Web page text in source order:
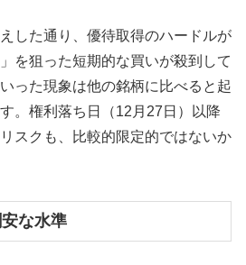
した通り、優待取得のハードルが
を狙った短期的な買いが殺到して
った現象は他の銘柄に比べると起
。権利落ち日（12月27日）以降
スクも、比較的限定的ではないか
な水準